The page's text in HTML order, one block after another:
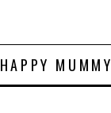
HAPPY MUMMY